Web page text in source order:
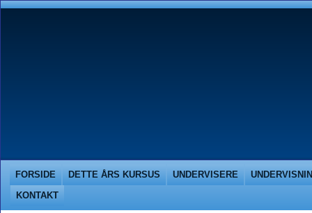
FORSIDE DETTE ÅRS KURSUS UNDERVISERE
KONTAKT